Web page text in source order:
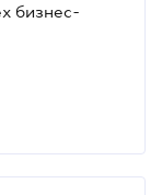
бизнес-